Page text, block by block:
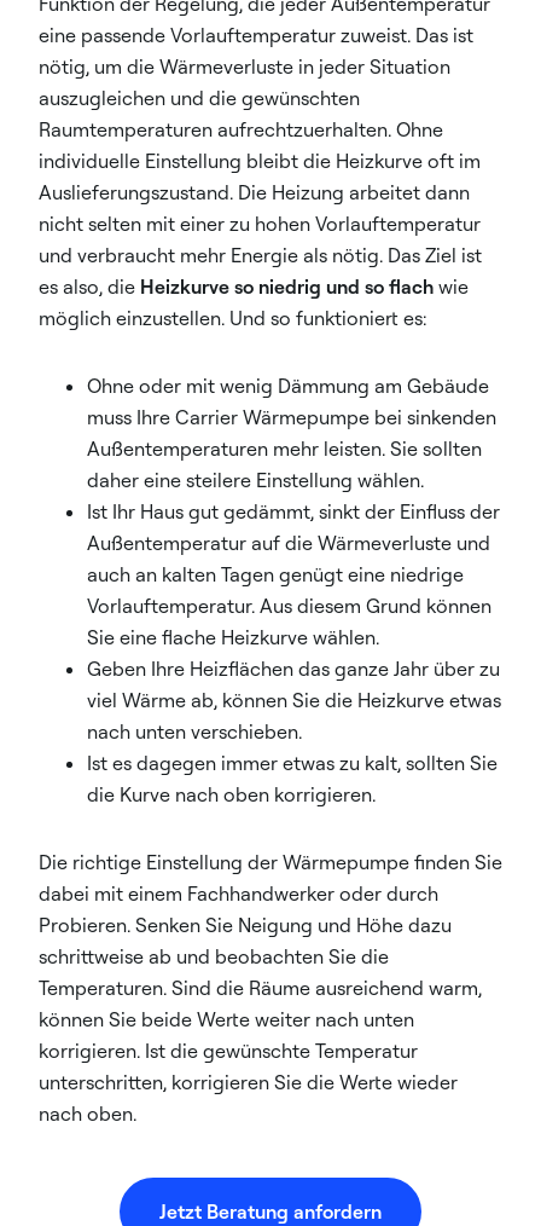
eine passende Vorlauftemperatur zuweist. Das ist
nötig, um die Wärmeverluste in jeder Situation
auszugleichen und die gewünschten
Raumtemperaturen aufrechtzuerhalten. Ohne
individuelle Einstellung bleibt die Heizkurve oft im
Auslieferungszustand. Die Heizung arbeitet dann
nicht selten mit einer zu hohen Vorlauftemperatur
und verbraucht mehr Energie als nötig. Das Ziel ist
es also, die Heizkurve so niedrig und so flach wie
möglich einzustellen. Und so funktioniert es:
Ohne oder mit wenig Dämmung am Gebäude
muss Ihre Carrier Wärmepumpe bei sinkenden
Außentemperaturen mehr leisten. Sie sollten
daher eine steilere Einstellung wählen.
Ist Ihr Haus gut gedämmt, sinkt der Einfluss der
Außentemperatur auf die Wärmeverluste und
auch an kalten Tagen genügt eine niedrige
Vorlauftemperatur. Aus diesem Grund können
Sie eine flache Heizkurve wählen.
Geben Ihre Heizflächen das ganze Jahr über zu
viel Wärme ab, können Sie die Heizkurve etwas
nach unten verschieben.
Ist es dagegen immer etwas zu kalt, sollten Sie
die Kurve nach oben korrigieren.
Die richtige Einstellung der Wärmepumpe finden Sie
dabei mit einem Fachhandwerker oder durch
Probieren. Senken Sie Neigung und Höhe dazu
schrittweise ab und beobachten Sie die
Temperaturen. Sind die Räume ausreichend warm,
können Sie beide Werte weiter nach unten
korrigieren. Ist die gewünschte Temperatur
unterschritten, korrigieren Sie die Werte wieder
nach oben.
Jetzt Beratung anfordern